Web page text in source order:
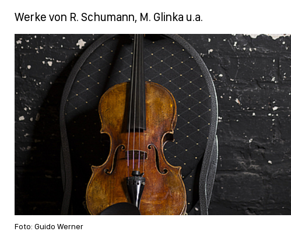
Werke von R. Schumann, M. Glinka u.a.
Foto: Guido Werner